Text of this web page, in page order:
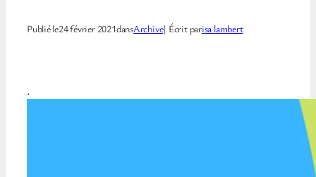
Publié le24 février 2021dansArchive| Écrit parisa lambert
.